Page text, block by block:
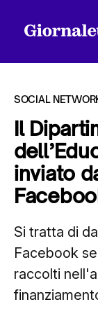
Tutti gli
Contatti
SOCIAL
Il
inviato
Si tratta di
Facebook
raccolti